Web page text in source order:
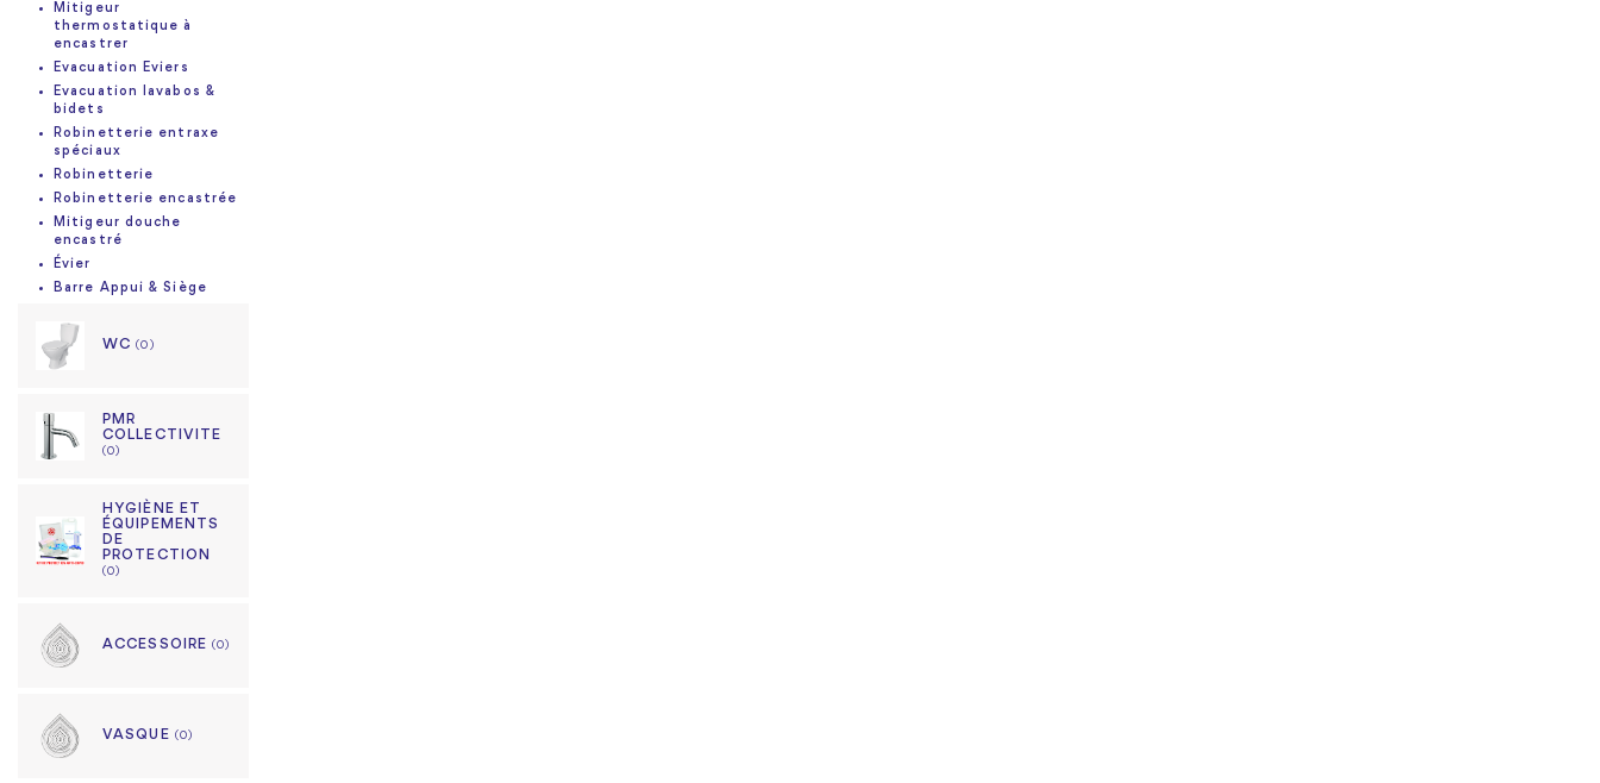
Mitigeur
thermostatique à
encastrer
Evacuation Eviers
Evacuation lavabos &
bidets
Robinetterie entraxe
spéciaux
Robinetterie
Robinetterie encastrée
Mitigeur douche
encastré
Évier
Barre Appui & Siège
WC(0)
PMR
COLLECTIVITE
(0)
HYGIÈNE ET
ÉQUIPEMENTS
DE
PROTECTION
(0)
ACCESSOIRE(0)
VASQUE (0)